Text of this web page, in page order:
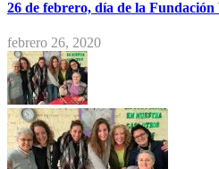
26 de febrero, día de la
febrero 26, 2020